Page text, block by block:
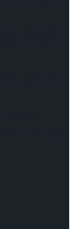
빈-이효원-